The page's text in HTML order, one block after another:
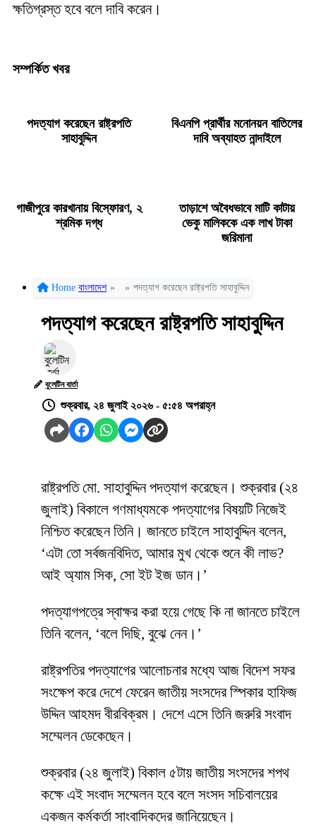
ক্ষতিগ্রস্ত হবে বলে দাবি করেন।
সম্পর্কিত খবর
পদত্যাগ করেছেন রাষ্ট্রপতি
সাহাবুদ্দিন
বিএনপি প্রার্থীর মনোনয়ন বাতিলের
দাবি অব্যাহত নান্দাইলে
গাজীপুরে কারখানায় বিস্ফোরণ, ২
শ্রমিক দগ্ধ
তাড়াশে অবৈধভাবে মাটি কাটায়
ভেকু মালিককে এক লাখ টাকা
জরিমানা
Home বাংলাদেশ » » পদত্যাগ করেছেন রাষ্ট্রপতি সাহাবুদ্দিন
পদত্যাগ করেছেন রাষ্ট্রপতি সাহাবুদ্দিন
বুলেটিন বার্তা
শুক্রবার, ২৪ জুলাই ২০২৬ - ৫:৫৪ অপরাহ্ন
রাষ্ট্রপতি মো. সাহাবুদ্দিন পদত্যাগ করেছেন। শুক্রবার (২৪
জুলাই) বিকালে গণমাধ্যমকে পদত্যাগের বিষয়টি নিজেই
নিশ্চিত করেছেন তিনি। জানতে চাইলে সাহাবুদ্দিন বলেন,
‘এটা তো সর্বজনবিদিত, আমার মুখ থেকে শুনে কী লাভ?
আই অ্যাম সিক, সো ইট ইজ ডান।’
পদত্যাগপত্রে স্বাক্ষর করা হয়ে গেছে কি না জানতে চাইলে
তিনি বলেন, ‘বলে দিছি, বুঝে নেন।’
রাষ্ট্রপতির পদত্যাগের আলোচনার মধ্যে আজ বিদেশ সফর
সংক্ষেপ করে দেশে ফেরেন জাতীয় সংসদের স্পিকার হাফিজ
উদ্দিন আহমদ বীরবিক্রম। দেশে এসে তিনি জরুরি সংবাদ
সম্মেলন ডেকেছেন।
শুক্রবার (২৪ জুলাই) বিকাল ৫টায় জাতীয় সংসদের শপথ
কক্ষে এই সংবাদ সম্মেলন হবে বলে সংসদ সচিবালয়ের
একজন কর্মকর্তা সাংবাদিকদের জানিয়েছেন।